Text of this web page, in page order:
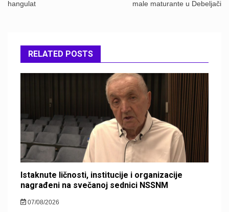
hangulat
male maturante u Debeljači
RELATED POSTS
Istaknute ličnosti, institucije i organizacije
nagrađeni na svečanoj sednici NSSNM
07/08/2026